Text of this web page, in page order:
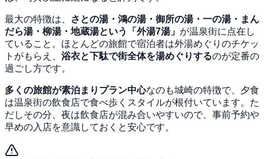
最大の特徴は、
さとの湯・鴻の湯・御所の湯・一の湯・まん
だら湯・柳湯・地蔵湯という「外湯7湯」 が温泉街に点在し
ていること。ほとんどの旅館で宿泊者は外湯めぐりのチケッ
トがもらえ、 浴衣と下駄で街全体を湯めぐりするのが定番の
過ごし方です。
多くの旅館が素泊まりプラン中心なのも城崎の特徴で、夕食
は温泉街の飲食店で食べ歩くスタイルが根付いています。た
だしその分、夜は飲食店が混み合いやすいので、事前予約や
早めの入店を意識しておくと安心です。